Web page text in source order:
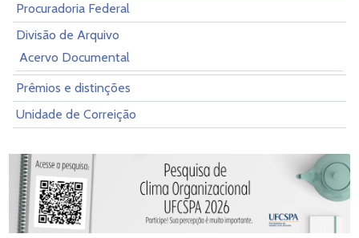
Procuradoria Federal
Divisão de Arquivo
Acervo Documental
Prêmios e distinções
Unidade de Correição